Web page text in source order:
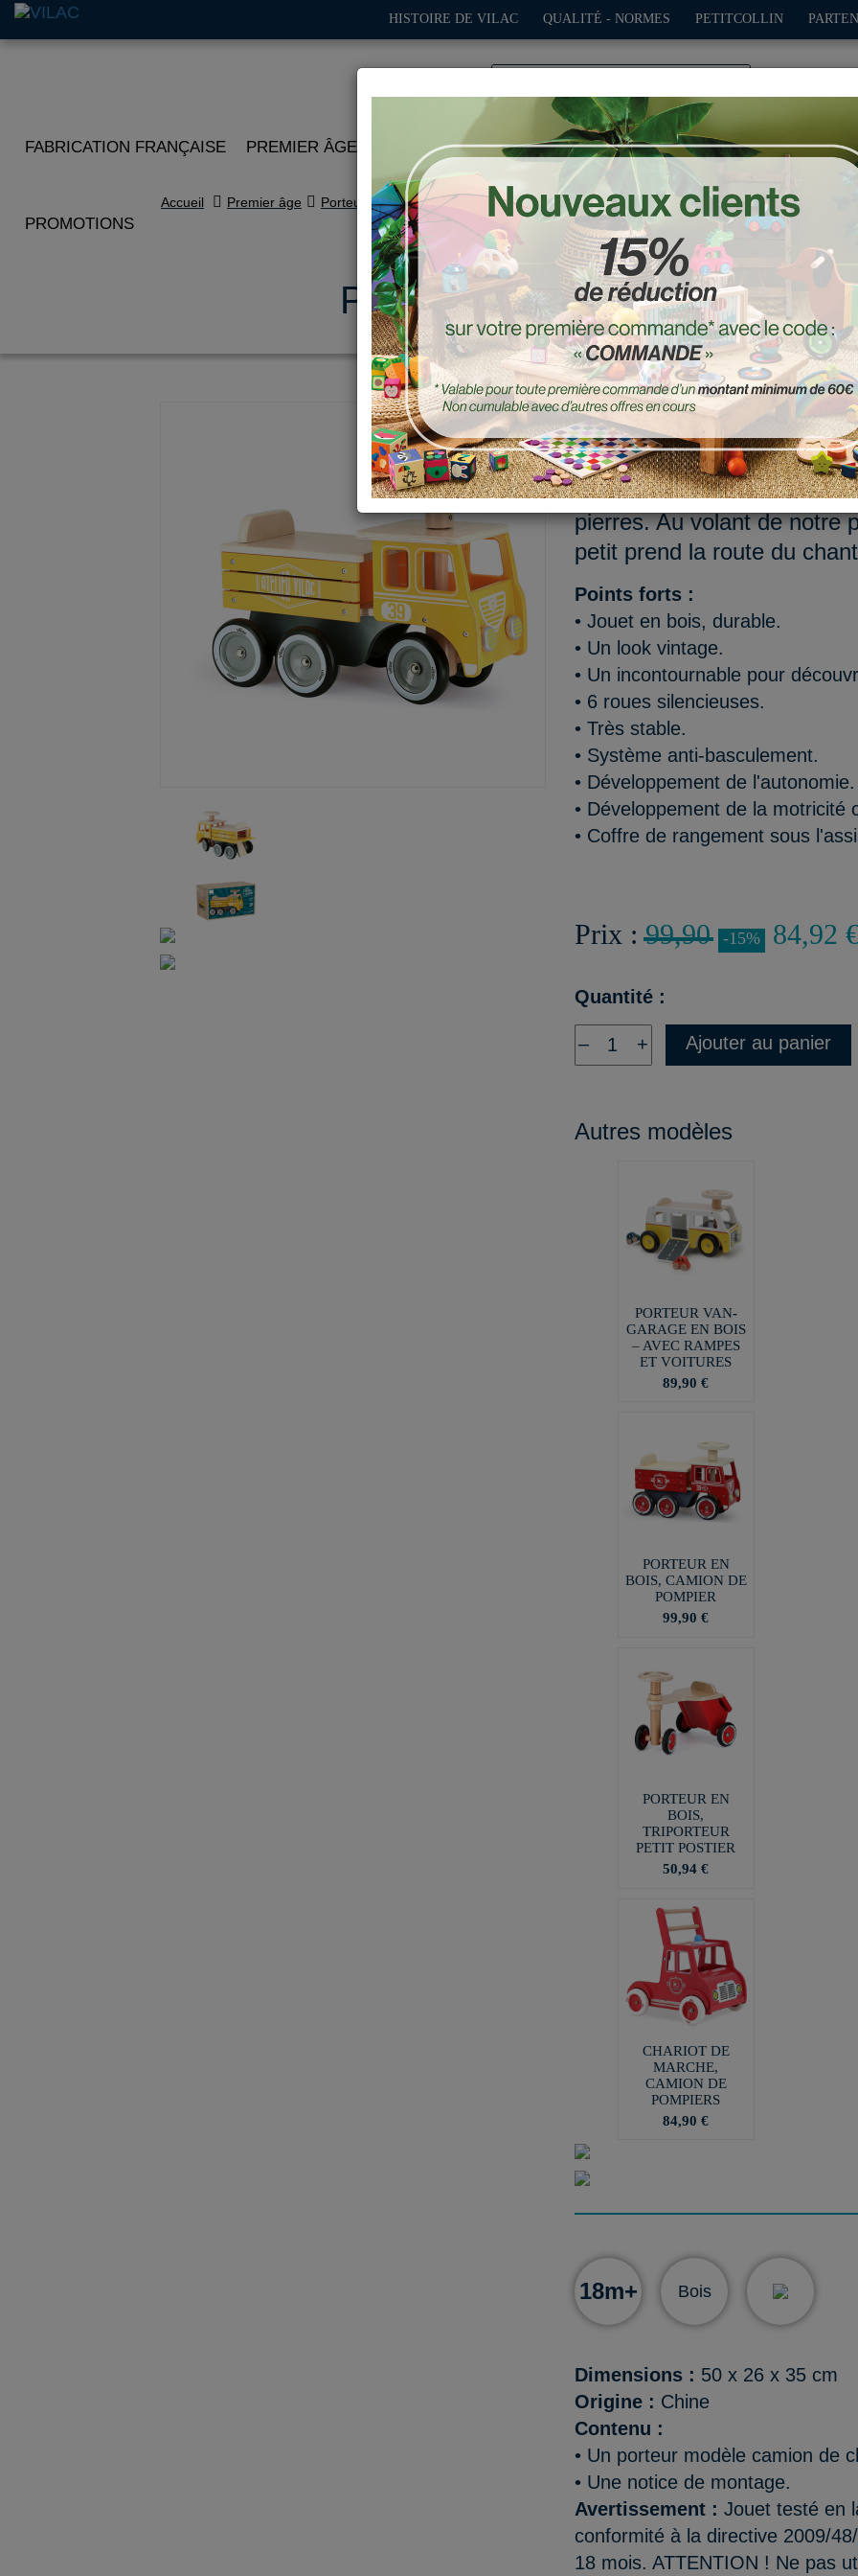
HISTOIRE DE VILAC QUALITÉ - NORMES PETITCOLLIN
FABRICATION FRANÇAISE PREMIER ÂGE IMITATION PLEIN AIR JEUX DÉCO-CADEAUX
PROMOTIONS
Accueil Premier âge Porteurs, bascules et chariots de marche
Porteur en bois, Camion de
Réf. : 1030
Ce matin, au programme :
d'eau, creuser une
pierres. Au volant de notre
petit prend la route du
Points forts :
• Jouet en bois, durable.
• Un look vintage.
• Un incontournable pour
• 6 roues silencieuses.
• Très stable.
• Système anti-basculement.
• Développement de l'autonomie.
• Développement de la motricité
• Coffre de rangement sous
Prix :99,90 -15% 84,92
Quantité :
– + Ajouter au panier
Autres modèles
PORTEUR VAN-
GARAGE EN BOIS
– AVEC RAMPES
ET VOITURES
89,90 €
PORTEUR EN
BOIS, CAMION DE
POMPIER
99,90 €
PORTEUR EN
BOIS,
TRIPORTEUR
PETIT POSTIER
50,94 €
CHARIOT DE
MARCHE,
CAMION DE
POMPIERS
84,90 €
18m+ Bois
Dimensions : 50 x 26 x 35 cm
Origine : Chine
Contenu :
• Un porteur modèle camion de
• Une notice de montage.
Avertissement :Jouet testé en
conformité à la directive 2009/
18 mois. ATTENTION ! Ne pas